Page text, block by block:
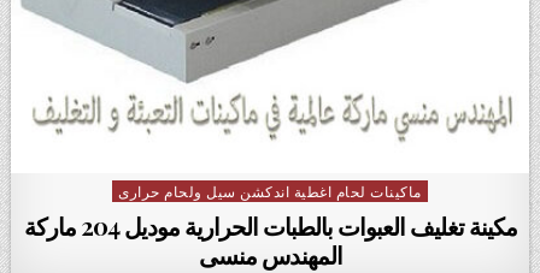
Posted in
ماكينات لحام اغطية اندكشن سيل ولحام حرارى
مكينة تغليف العبوات بالطبات الحرارية موديل 204 ماركة
المهندس منسى